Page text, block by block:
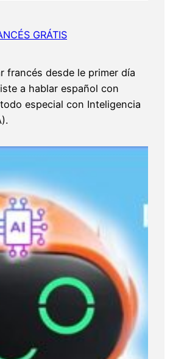
GRÁTIS
francés desde le primer día
a hablar español con
especial con Inteligencia